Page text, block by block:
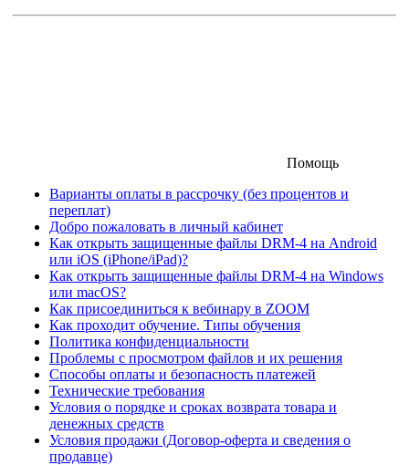
Помощь
Варианты оплаты в рассрочку (без процентов и
переплат)
Добро пожаловать в личный кабинет
Как открыть защищенные файлы DRM-4 на Android
или iOS (iPhone/iPad)?
Как открыть защищенные файлы DRM-4 на Windows
или macOS?
Как присоединиться к вебинару в ZOOM
Как проходит обучение. Типы обучения
Политика конфиденциальности
Проблемы с просмотром файлов и их решения
Способы оплаты и безопасность платежей
Технические требования
Условия о порядке и сроках возврата товара и
денежных средств
Условия продажи (Договор-оферта и сведения о
продавце)